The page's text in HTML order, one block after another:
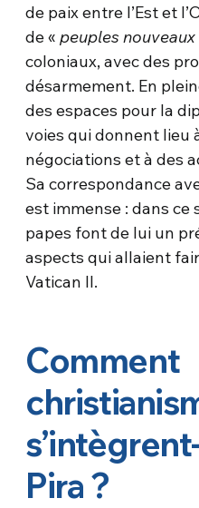
de paix entre l’Est et
de «peuples nouveaux
coloniaux, avec des
désarmement. En
des espaces pour la
voies qui donnent lieu
négociations et à des
Sa correspondance
est immense : dans ce
papes font de lui un
aspects qui allaient
Vatican II.
Comment
Pira ?